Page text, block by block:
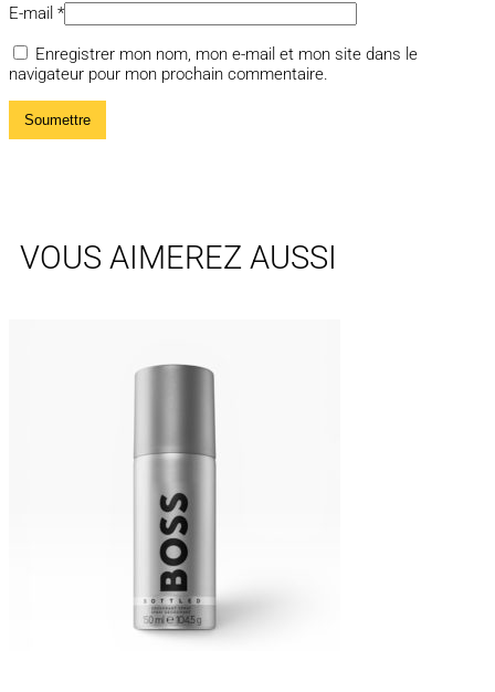
E-mail *
Enregistrer mon nom, mon e-mail et mon site dans le
navigateur pour mon prochain commentaire.
VOUS AIMEREZ AUSSI